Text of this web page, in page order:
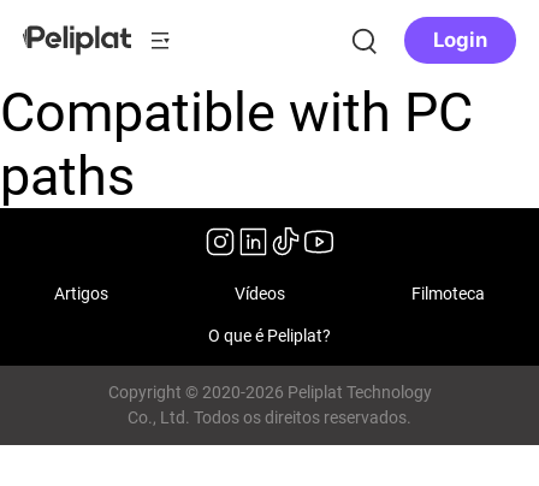
Login
Compatible with PC
paths
Artigos Vídeos Filmoteca
O que é Peliplat?
Copyright © 2020-2026 Peliplat Technology
Co., Ltd. Todos os direitos reservados.